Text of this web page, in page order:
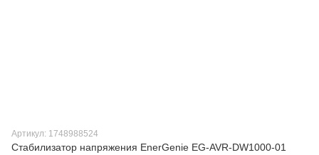
Артикул: 1748988524
Стабилизатор напряжения EnerGenie EG-AVR-DW1000-01